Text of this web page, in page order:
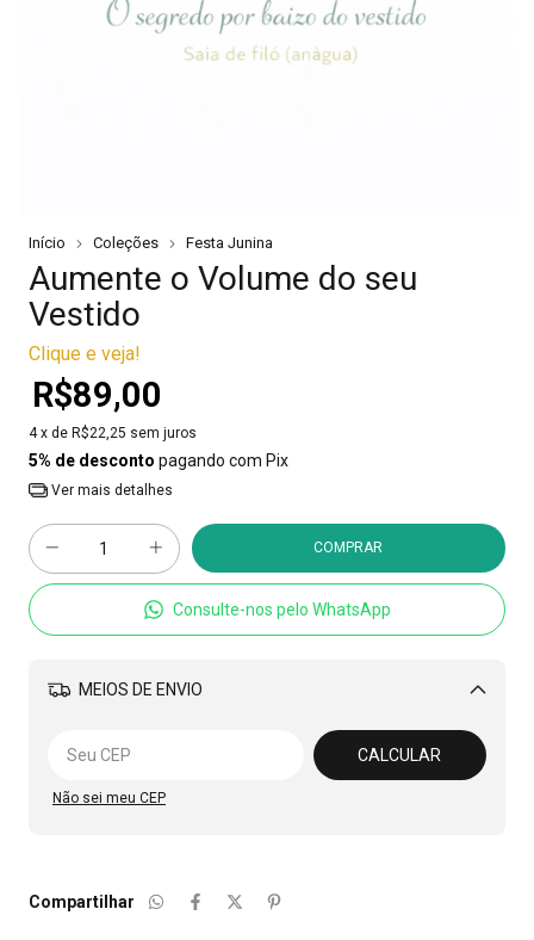
Início Coleções Festa Junina
Aumente o Volume do seu
Vestido
Clique e veja!
R$89,00
4 x de R$22,25 sem juros
5% de desconto pagando com Pix
Ver mais detalhes
Consulte-nos pelo WhatsApp
MEIOS DE ENVIO
Alterar CEP
CALCULAR
Não sei meu CEP
Compartilhar